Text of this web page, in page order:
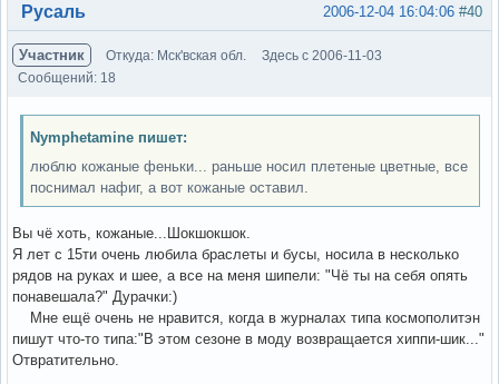
Вне форума #40
2006-12-04 16:04:06
Русаль
Участник Откуда: Мск'вская обл.
Здесь с 2006-11-03
Сообщений: 18
Nymphetamine пишет:
люблю кожаные феньки... раньше носил плетеные цветные, все
поснимал нафиг, а вот кожаные оставил.
Вы чё хоть, кожаные...Шокшокшок.
Я лет с 15ти очень любила браслеты и бусы, носила в несколько
рядов на руках и шее, а все на меня шипели: "Чё ты на себя опять
понавешала?" Дурачки:)
Мне ещё очень не нравится, когда в журналах типа космополитэн
пишут что-то типа:"В этом сезоне в моду возвращается хиппи-шик..."
Отвратительно.